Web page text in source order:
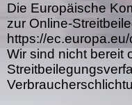
Die Europäische
zur Online-
https://
Wir sind nicht bereit